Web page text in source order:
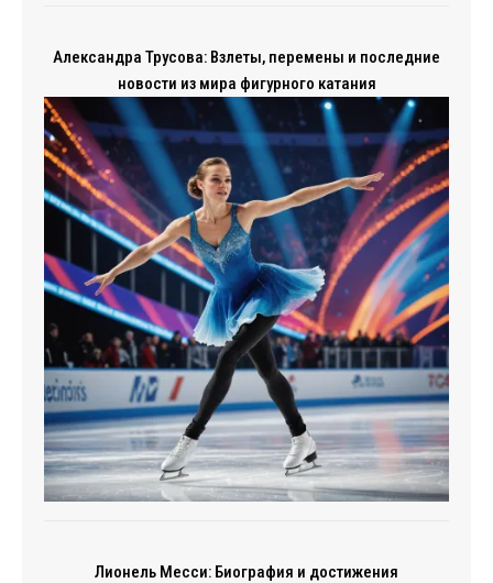
Александра Трусова: Взлеты, перемены и последние
новости из мира фигурного катания
Лионель Месси: Биография и достижения